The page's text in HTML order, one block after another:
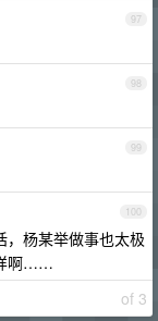
97
98
99
100
，杨某举做事也太极
啊……
of 3